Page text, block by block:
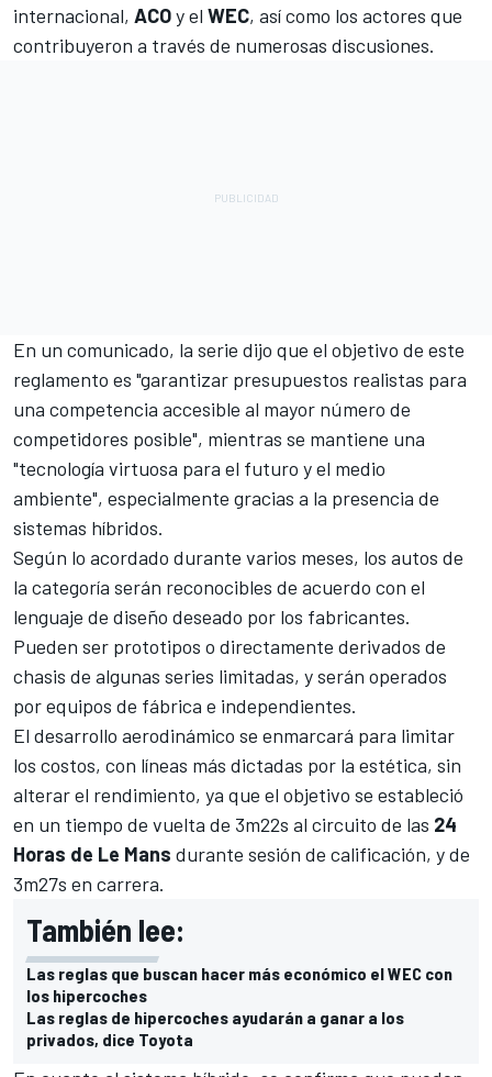
internacional, ACOy el WEC, así como los actores que
contribuyeron a través de numerosas discusiones.
En un comunicado, la serie dijo que el objetivo de este
reglamento es "garantizar presupuestos realistas para
una competencia accesible al mayor número de
competidores posible", mientras se mantiene una
"tecnología virtuosa para el futuro y el medio
ambiente", especialmente gracias a la presencia de
sistemas híbridos.
Según lo acordado durante varios meses, los autos de
la categoría serán reconocibles de acuerdo con el
lenguaje de diseño deseado por los fabricantes.
Pueden ser prototipos o directamente derivados de
chasis de algunas series limitadas, y serán operados
por equipos de fábrica e independientes.
El desarrollo aerodinámico se enmarcará para limitar
los costos, con líneas más dictadas por la estética, sin
alterar el rendimiento, ya que el objetivo se estableció
en un tiempo de vuelta de 3m22s al circuito de las 24
Horas de Le Mans durante sesión de calificación, y de
3m27s en carrera.
También lee:
Las reglas que buscan hacer más económico el WEC con
los hipercoches
Las reglas de hipercoches ayudarán a ganar a los
privados, dice Toyota